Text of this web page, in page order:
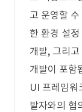
고 운영할
한 환경 설
개발, 그리
개발이 포함
UI 프레임워
발자와의 협